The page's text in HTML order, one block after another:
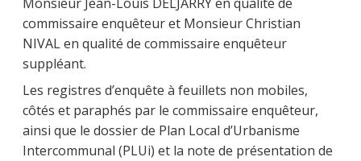
Monsieur Jean-Louis DELJARRY en qualité de
commissaire enquêteur et Monsieur Christian
NIVAL en qualité de commissaire enquêteur
suppléant.
Les registres d’enquête à feuillets non mobiles,
côtés et paraphés par le commissaire enquêteur,
ainsi que le dossier de Plan Local d’Urbanisme
Intercommunal (PLUi) et la note de présentation de